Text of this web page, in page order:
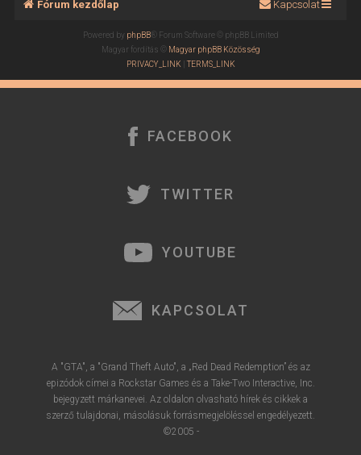
Fórum kezdőlap Kapcsolat
Powered by phpBB® Forum Software © phpBB Limited
Magyar fordítás © Magyar phpBB Közösség
PRIVACY_LINK |TERMS_LINK
FACEBOOK
TWITTER
YOUTUBE
KAPCSOLAT
A "GTA", a "Grand Theft Auto", a „Red Dead Redemption” és az
epizódok címei a Rockstar Games és a Take-Two Interactive, Inc.
bejegyzett márkanevei. Az oldalon olvasható hírek és cikkek a
szerző tulajdonai, másolásuk forrásmegjelöléssel engedélyezett.
©2005 -